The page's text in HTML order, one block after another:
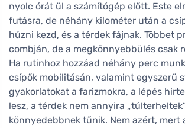
nyolc órát ül a számítógép előtt. Este
futásra, de néhány kilométer után a
húzni kezd, és a térdek fájnak. Többet
combján, de a megkönnyebbülés csak
Ha rutinhoz hozzáad néhány perc
csípők mobilitásán, valamint egyszerű
gyakorlatokat a farizmokra, a lépés
lesz, a térdek nem annyira
könnyedebbnek tűnik. Nem azért, mert